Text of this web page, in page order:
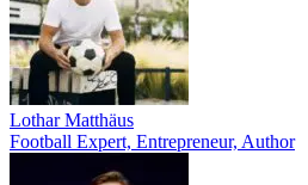
Lothar Matthäus
Football Expert, Entrepreneur, Author